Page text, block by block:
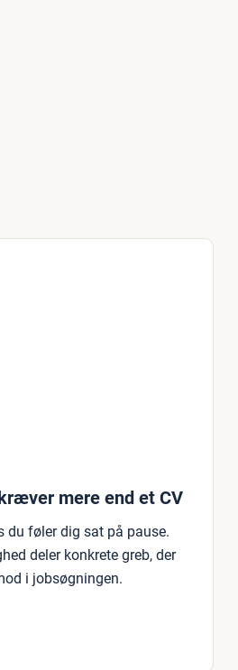
mere end et CV
du føler dig sat på pause.
deler konkrete greb, der
i jobsøgningen.